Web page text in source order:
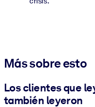
Más sobre esto
Los clientes que
también leyeron